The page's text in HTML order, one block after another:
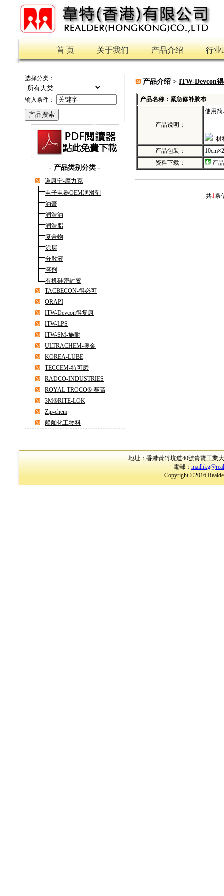
首 页 关于我们 产品介绍 行业
选择分类：
输入条件：
- 产品类别分类 -
道康宁-摩力克
电子电器OEM润滑剂
油膏
润滑油
润滑脂
复合物
涂层
分散液
溶剂
有机硅密封胶
TACBECON-得必可
ORAPI
ITW-Devcon得复康
ITW-LPS
ITW-SM-施耐
ULTRACHEM-奥金
KOREA-LUBE
TECCEM-特可磨
RADCO-INDUSTRIES
ROYAL TROCO® 赛高
3M®RITE-LOK
Zip-chem
船舶化工物料
产品介绍 > ITW-Devcon
产品名称：紧急修补胶布
产品说明：
使用
材
产品包装：
资料下载：
产
共1条
地址：香港黃竹坑道40號貴寶工業
電郵：
Copyright ©2016